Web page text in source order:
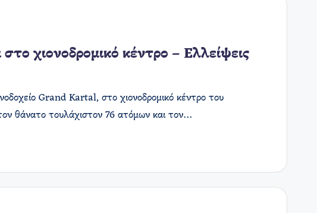
χιονοδρομικό κέντρο – Ελλείψεις
Grand Kartal, στο χιονοδρομικό κέντρο του
θάνατο τουλάχιστον 76 ατόμων και τον…